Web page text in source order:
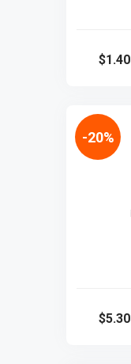
$1.40
$5.30
-20%